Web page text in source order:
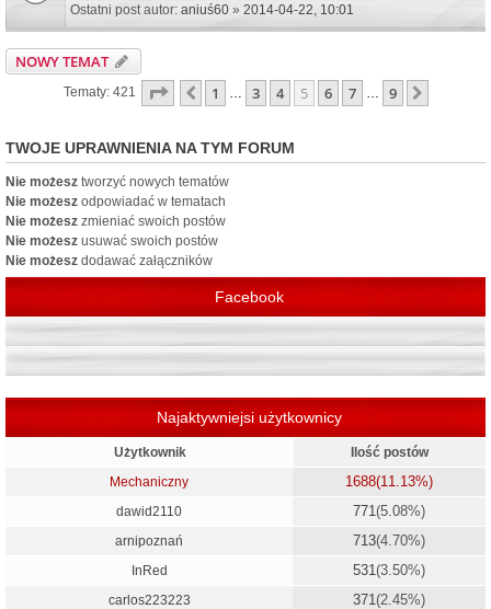
Ostatni post autor: aniuś60 » 2014-04-22, 10:01
NOWY TEMAT
Tematy: 421 Strona z9
Poprzednia
1 … 3 4 5 6 7 … 9
TWOJE UPRAWNIENIA NA TYM FORUM
Nie możesz tworzyć nowych tematów
Nie możesz odpowiadać w tematach
Nie możesz zmieniać swoich postów
Nie możesz usuwać swoich postów
Nie możesz dodawać załączników
Facebook
Najaktywniejsi użytkownicy
Użytkownik
Ilość postów
Mechaniczny
1688(11.13%)
dawid2110 771(5.08%)
arnipoznań 713(4.70%)
InRed 531(3.50%)
carlos223223 371(2.45%)